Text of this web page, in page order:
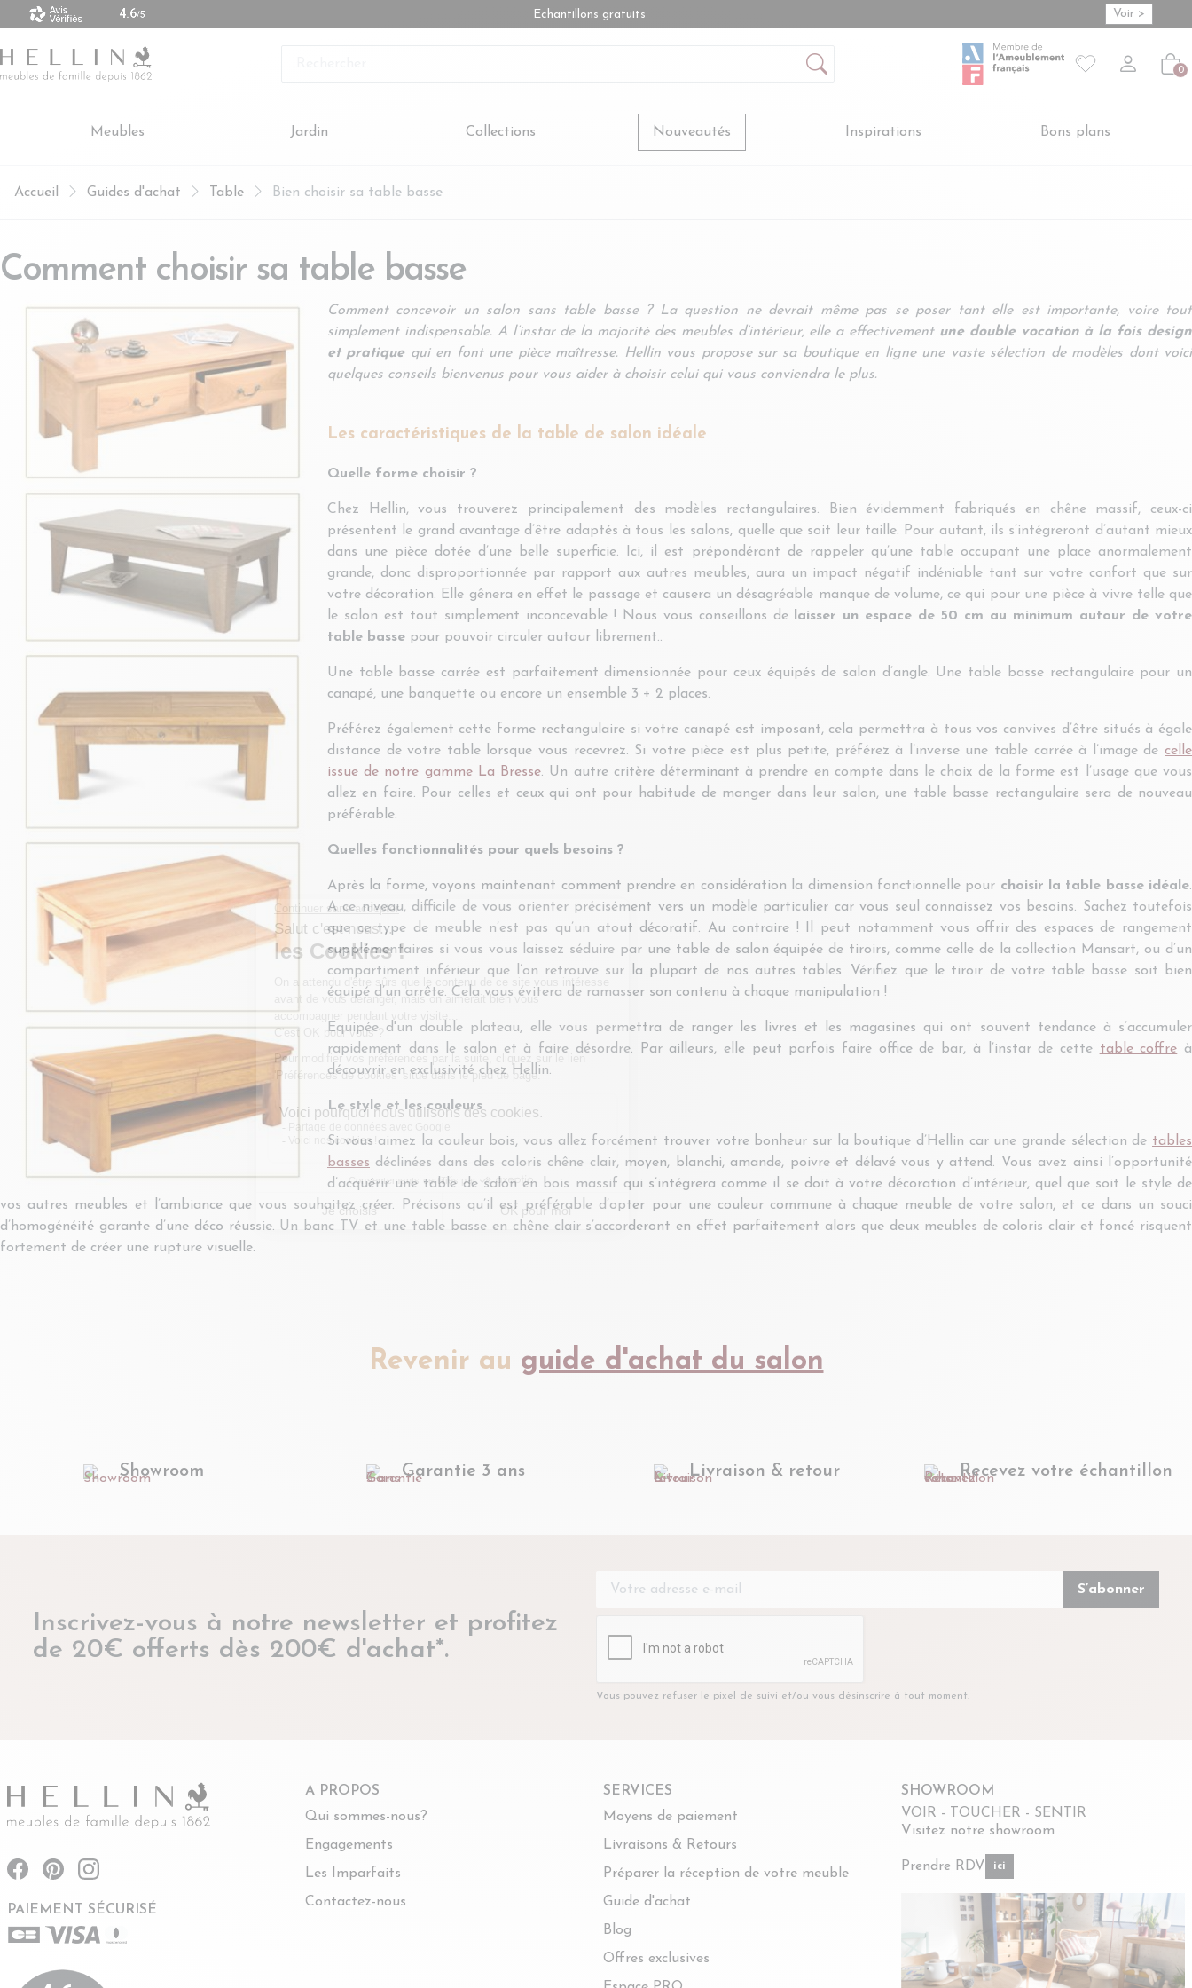
sont made in Europe Echantillons gratuits Voir >
Votre liste de
Créer
Mon compte
S'inscrire
Connexion 0
Meubles Jardin Collections Nouveautés Inspirations Bons plans
Accueil Guides d'achat Table Bien choisir sa table basse
Comment choisir sa table basse
Comment concevoir un salon sans table basse ? La question ne devrait même pas se poser tant elle est importante, voire tout
simplement indispensable. A l’instar de la majorité des meubles d’intérieur, elle a effectivement une double vocation à la fois design
et pratique qui en font une pièce maîtresse. Hellin vous propose sur sa boutique en ligne une vaste sélection de modèles dont voici
quelques conseils bienvenus pour vous aider à choisir celui qui vous conviendra le plus.
Les caractéristiques de la table de salon idéale
Quelle forme choisir ?
Chez Hellin, vous trouverez principalement des modèles rectangulaires. Bien évidemment fabriqués en chêne massif, ceux-ci
présentent le grand avantage d’être adaptés à tous les salons, quelle que soit leur taille. Pour autant, ils s’intégreront d’autant mieux
dans une pièce dotée d’une belle superficie. Ici, il est prépondérant de rappeler qu’une table occupant une place anormalement
grande, donc disproportionnée par rapport aux autres meubles, aura un impact négatif indéniable tant sur votre confort que sur
votre décoration. Elle gênera en effet le passage et causera un désagréable manque de volume, ce qui pour une pièce à vivre telle que
le salon est tout simplement inconcevable ! Nous vous conseillons de
laisser un espace de 50 cm au minimum autour de votre
table basse pour pouvoir circuler autour librement..
Une table basse carrée est parfaitement dimensionnée pour ceux équipés de salon d’angle. Une table basse rectangulaire pour un
canapé, une banquette ou encore un ensemble 3 + 2 places.
Préférez également cette forme rectangulaire si votre canapé est imposant, cela permettra à tous vos convives d’être situés à égale
distance de votre table lorsque vous recevrez. Si votre pièce est plus petite, préférez à l’inverse une table carrée à l’image de celle
issue de notre gamme La Bresse. Un autre critère déterminant à prendre en compte dans le choix de la forme est l’usage que vous
allez en faire. Pour celles et ceux qui ont pour habitude de manger dans leur salon, une table basse rectangulaire sera de nouveau
préférable.
Quelles fonctionnalités pour quels besoins ?
Après la forme, voyons maintenant comment prendre en considération la dimension fonctionnelle pour choisir la table basse idéale.
A ce niveau, difficile de vous orienter précisément vers un modèle particulier car vous seul connaissez vos besoins. Sachez toutefois
que ce type de meuble n’est pas qu’un atout décoratif. Au contraire ! Il peut notamment vous offrir des espaces de rangement
supplémentaires si vous vous laissez séduire par une table de salon équipée de tiroirs, comme celle de la collection Mansart, ou d’un
compartiment inférieur que l’on retrouve sur la plupart de nos autres tables. Vérifiez que le tiroir de votre table basse soit bien
équipé d’un arrête. Cela vous évitera de ramasser son contenu à chaque manipulation !
Equipée d'un double plateau, elle vous permettra de ranger les livres et les magasines qui ont souvent tendance à s’accumuler
rapidement dans le salon et à faire désordre. Par ailleurs, elle peut parfois faire office de bar, à l’instar de cette table coffre à
découvrir en exclusivité chez Hellin.
Le style et les couleurs
Si vous aimez la couleur bois, vous allez forcément trouver votre bonheur sur la boutique d’Hellin car une grande sélection de tables
basses déclinées dans des coloris chêne clair, moyen, blanchi, amande, poivre et délavé vous y attend. Vous avez ainsi l’opportunité
d’acquérir une table de salon en bois massif qui s’intégrera comme il se doit à votre décoration d’intérieur, quel que soit le style de
vos autres meubles et l’ambiance que vous souhaitez créer. Précisons qu’il est préférable d’opter pour une couleur commune à chaque meuble de votre salon, et ce dans un souci
d’homogénéité garante d’une déco réussie. Un banc TV et une table basse en chêne clair s’accorderont en effet parfaitement alors que deux meubles de coloris clair et foncé risquent
fortement de créer une rupture visuelle.
Revenir au guide d'achat du salon
Showroom Garantie 3 ans Livraison & retour Recevez votre échantillon
Inscrivez-vous à notre newsletter et profitez
de 20€ offerts dès 200€ d'achat*.
Vous pouvez refuser le pixel de suivi et/ou vous désinscrire à tout moment.
PAIEMENT SÉCURISÉ
A PROPOS
Qui sommes-nous?
Engagements
Les Imparfaits
Contactez-nous
SERVICES
Moyens de paiement
Livraisons & Retours
Préparer la réception de votre meuble
Guide d'achat
Blog
Offres exclusives
SHOWROOM
VOIR - TOUCHER - SENTIR
Visitez notre showroom
Prendre RDV ici